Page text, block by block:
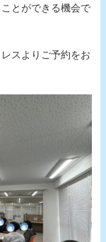
とができる機会で
スよりご予約をお